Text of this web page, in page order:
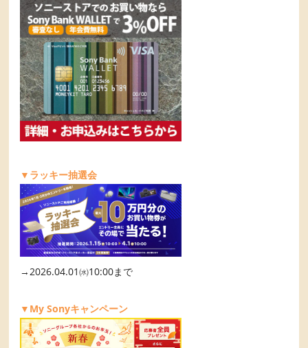
▼ラッキー抽選会
→2026.04.01㈬10:00まで
▼My Sonyキャンペーン